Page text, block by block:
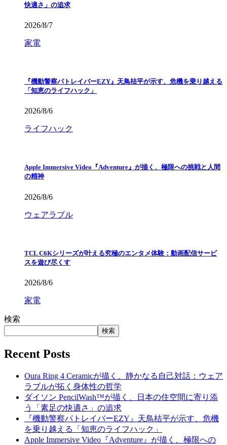
快適さ」の追求
2026/8/7
家電
『機動警察パトレイバーEZY』天鳥桔平が示す、危機を乗り越える
「知恵のライフハック」
2026/8/6
ライフハック
Apple Immersive Video『Adventure』が描く、極限への挑戦と人間
の精神
2026/8/6
ウェアラブル
TCL C6Kシリーズが叶える究極のエンタメ体験：動画配信サービ
スを遊び尽くす
2026/8/6
家電
検索
検索
Recent Posts
Oura Ring 4 Ceramicが描く、静かなる自己対話：ウェア
ラブルが拓く身体性の哲学
ダイソン PencilWash™が描く、日本の住空間に寄り添
う「素足の快適さ」の追求
『機動警察パトレイバーEZY』天鳥桔平が示す、危機
を乗り越える「知恵のライフハック」
Apple Immersive Video『Adventure』が描く、極限への